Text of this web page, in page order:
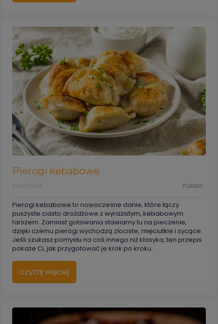
Pierogi kebabowe
PORADY
24.07.2026
Pierogi kebabowe to nowoczesne danie, które łączy
puszyste ciasto drożdżowe z wyrazistym, kebabowym
farszem. Zamiast gotowania stawiamy tu na pieczenie,
dzięki czemu pierogi wychodzą złociste, mięciutkie i sycące.
Jeśli szukasz pomysłu na coś innego niż klasyka, ten przepis
pokaże Ci, jak przygotować je krok po kroku.
czytaj więcej